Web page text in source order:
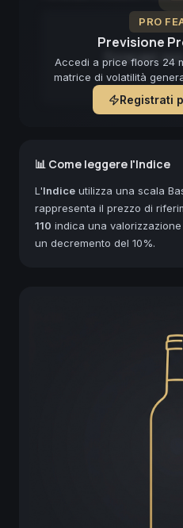
PRO
Previsione
Accedi a price floors 24
matrice di volatilità
Registrati
Forecast
📊 Come leggere l'Indice
L'Indice utilizza una scala
rappresenta il prezzo di
110 indica una
un decremento del 10%.